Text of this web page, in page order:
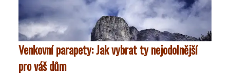
Venkovní parapety: Jak vybrat ty nejodolnější
pro váš dům